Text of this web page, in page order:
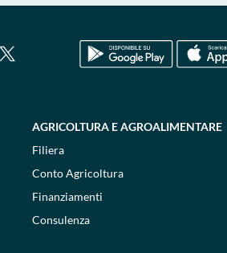
AGRICOLTURA E AGROALIMENTARE
Filiera
Conto Agricoltura
Finanziamenti
Consulenza